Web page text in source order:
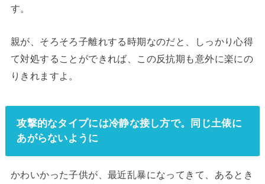
す。
親が、そろそろ子離れする時期なのだと、しっかり心得
て対処することができれば、この反抗期も意外に楽にの
りきれますよ。
攻撃的なタイプには冷静な接し方で。同じ土俵に
あがらないように
かわいかった子供が、最近乱暴になってきて、あるとき